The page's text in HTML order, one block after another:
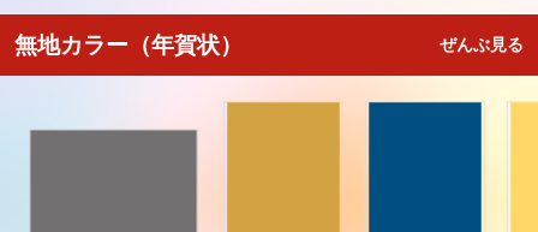
無地カラー（年賀状） ぜんぶ見る